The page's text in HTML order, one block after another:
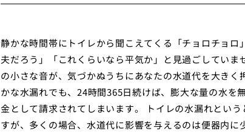
静かな時間帯にトイレから聞こえてくる「チョロチョ
夫だろう」「これくらいなら平気か」と見過ごしていま
の小さな音が、気づかぬうちにあなたの水道代を大き
かな水漏れでも、24時間365日続けば、膨大な量の水
金として請求されてしまいます。 トイレの水漏れとい
すが、多くの場合、水道代に影響を与えるのは便器内